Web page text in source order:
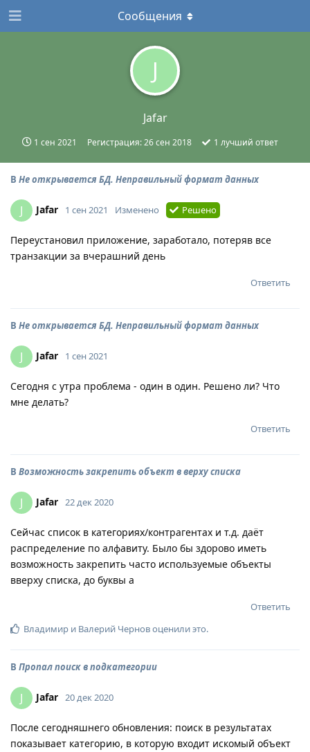
J
Jafar
1 сен 2021 Регистрация:26 сен 2018 1 лучший ответ
Сообщения
В Не открывается БД. Неправильный формат данных
J Jafar 1 сен 2021 Изменено Решено
Переустановил приложение, заработало, потеряв все
транзакции за вчерашний день
Ответить
В Не открывается БД. Неправильный формат данных
J Jafar 1 сен 2021
Сегодня с утра проблема - один в один. Решено ли? Что
мне делать?
Ответить
В Возможность закрепить объект в верху списка
J Jafar 22 дек 2020
Сейчас список в категориях/контрагентах и т.д. даёт
распределение по алфавиту. Было бы здорово иметь
возможность закрепить часто используемые объекты
вверху списка, до буквы а
Ответить
Владимир и Валерий Черновоценили это.
В Пропал поиск в подкатегории
J Jafar 20 дек 2020
После сегодняшнего обновления: поиск в результатах
показывает категорию, в которую входит искомый объект